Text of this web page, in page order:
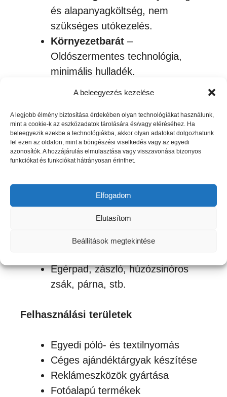
A beleegyezés kezelése
A legjobb élmény biztosítása érdekében olyan technológiákat használunk,
mint a cookie-k az eszközadatok tárolására és/vagy eléréséhez. Ha
beleegyezik ezekbe a technológiákba, akkor olyan adatokat dolgozhatunk
fel ezen az oldalon, mint a böngészési viselkedés vagy az egyedi
azonosítók. A hozzájárulás elmulasztása vagy visszavonása bizonyos
funkciókat és funkciókat hátrányosan érinthet.
Elfogadom
Elutasítom
Beállítások megtekintése
és alapanyagköltség, nem
szükséges utókezelés.
Környezetbarát –
Oldószermentes technológia,
minimális hulladék.
működés.
Szublimálható anyagok
bevonatú textíliák
Poliészterrel bevont bögrék,
kulacsok, táblák
Alumínium, kő, fa vagy üveg
Egérpad, zászló, húzózsinóros
zsák, párna, stb.
Felhasználási területek
Egyedi póló- és textilnyomás
Céges ajándéktárgyak készítése
Reklámeszközök gyártása
Fotóalapú termékek